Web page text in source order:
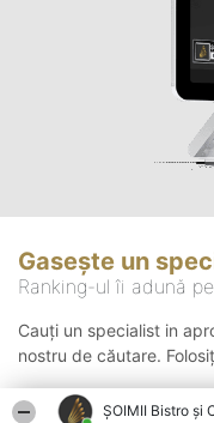
ȘOIMII Bistro și
Gasește un
Ranking-ul îi adună
Cauți un specialist in
nostru de căutare.